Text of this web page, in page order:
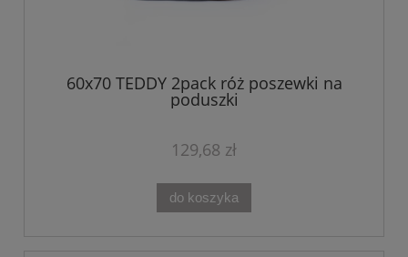
60x70 TEDDY 2pack róż poszewki na
poduszki
129,68 zł
do koszyka